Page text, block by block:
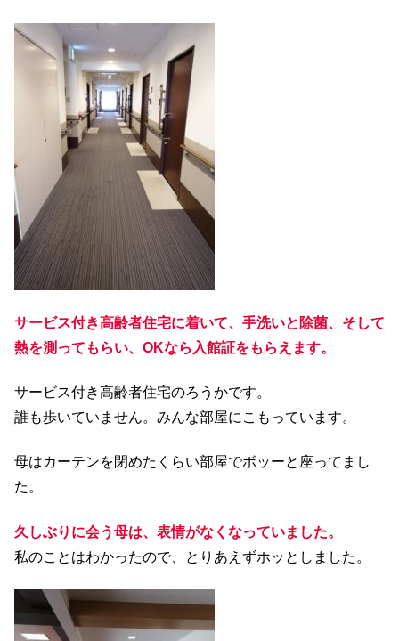
サービス付き高齢者住宅に着いて、手洗いと除菌、そして
熱を測ってもらい、OKなら入館証をもらえます。
サービス付き高齢者住宅のろうかです。
誰も歩いていません。みんな部屋にこもっています。
母はカーテンを閉めたくらい部屋でボッーと座ってまし
た。
久しぶりに会う母は、表情がなくなっていました。
私のことはわかったので、とりあえずホッとしました。